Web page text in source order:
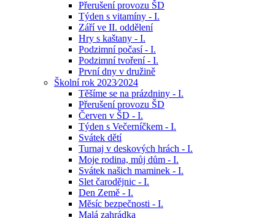
Přerušení provozu ŠD
Týden s vitamíny - I.
Září ve II. oddělení
Hry s kaštany - I.
Podzimní počasí - I.
Podzimní tvoření - I.
První dny v družině
Školní rok 2023⁄2024
Těšíme se na prázdniny - I.
Přerušení provozu ŠD
Červen v ŠD - I.
Týden s Večerníčkem - I.
Svátek dětí
Turnaj v deskových hrách - I.
Moje rodina, můj dům - I.
Svátek našich maminek - I.
Slet čarodějnic - I.
Den Země - I.
Měsíc bezpečnosti - I.
Malá zahrádka